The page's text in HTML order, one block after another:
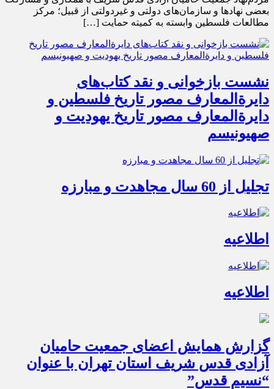
بعضی نهادها و سازمان‌های دولتی و غیردولتی از قبیل؛ مرکز
مطالعات فلسطین وابسته به کمیته حمایت […]
نشست بازخوانی و نقد کتاب‌های
دایرةالمعارف مصور تاریخ فلسطین و
دایرةالمعارف مصور تاریخ یهودیت و
صهیونیسم
تجلیل از 60 سال مجاهدت و مبارزه
اطلاعیه
اطلاعیه
گزارش همایش‌ اعضای‌ جمعیت‌ حامیان‌
آزادی‌ قدس‌ شریف استان تهران با عنوان
“نسیم قدس”